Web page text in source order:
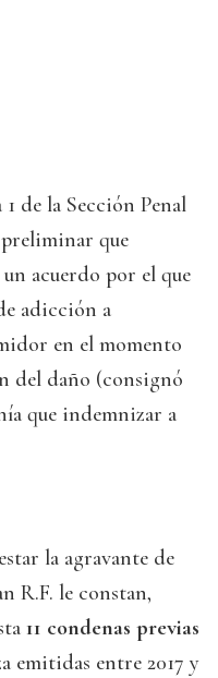
de la Sección Penal
que
acuerdo por el que
adicción a
en el momento
del daño (consignó
que indemnizar a
la agravante de
R.F. le constan,
11 condenas previas
emitidas entre 2017 y